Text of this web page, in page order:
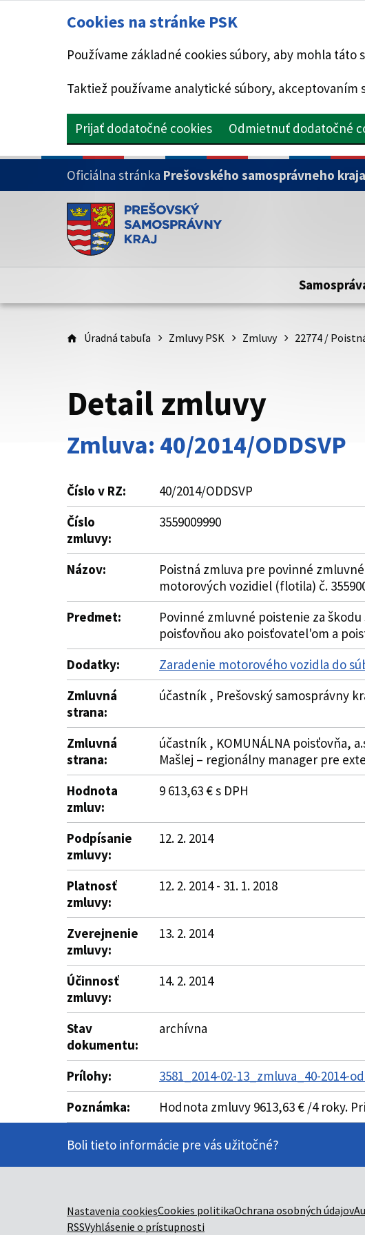
Cookies na stránke PSK
Používame základné cookies súbory, aby mohla táto
Taktiež používame analytické súbory, akceptovaním
Prijať dodatočné cookies Odmietnuť dodatočné
PRESKOČIŤ NA HLAVNÝ OBSAH
Oficiálna stránka Prešovského samosprávneho kraja
Doména psk.sk je oficiálna
Toto je oficiálna webová stránka Prešovského
Úradná tabuľa Zmluvy PSK Zmluvy 22774 /
Detail zmluvy
Zmluva: 40/2014/ODDSVP
Číslo v RZ:
40/2014/ODDSVP
Číslo
zmluvy:
3559009990
Názov:
Poistná zmluva pre povinné
motorových vozidiel (flotila) č.
Predmet:
Povinné zmluvné poistenie za
poisťovňou ako poisťovatel'om a
Dodatky:
Zaradenie motorového vozidla do
Zmluvná
strana:
účastník , Prešovský samosprávny
Zmluvná
strana:
účastník , KOMUNÁLNA poisťovňa,
Mašlej – regionálny manager pre
Hodnota
zmluv:
9 613,63 € s DPH
Podpísanie
zmluvy:
12. 2. 2014
Platnosť
zmluvy:
12. 2. 2014 - 31. 1. 2018
Zverejnenie
zmluvy:
13. 2. 2014
Účinnosť
zmluvy:
14. 2. 2014
Stav
dokumentu:
archívna
Prílohy:
3581_2014-02-13_zmluva_40-
Poznámka:
Hodnota zmluvy 9613,63 € /4 roky.
Boli tieto informácie pre vás užitočné?
Nastavenia cookiesCookies politikaOchrana osobných údajov
RSSVyhlásenie o prístupnosti